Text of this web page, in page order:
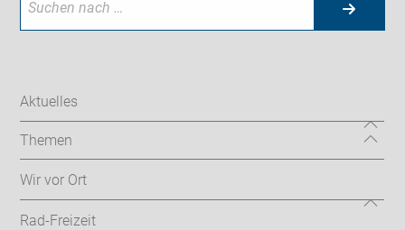
Aktuelles
Themen
Wir vor Ort
Rad-Freizeit